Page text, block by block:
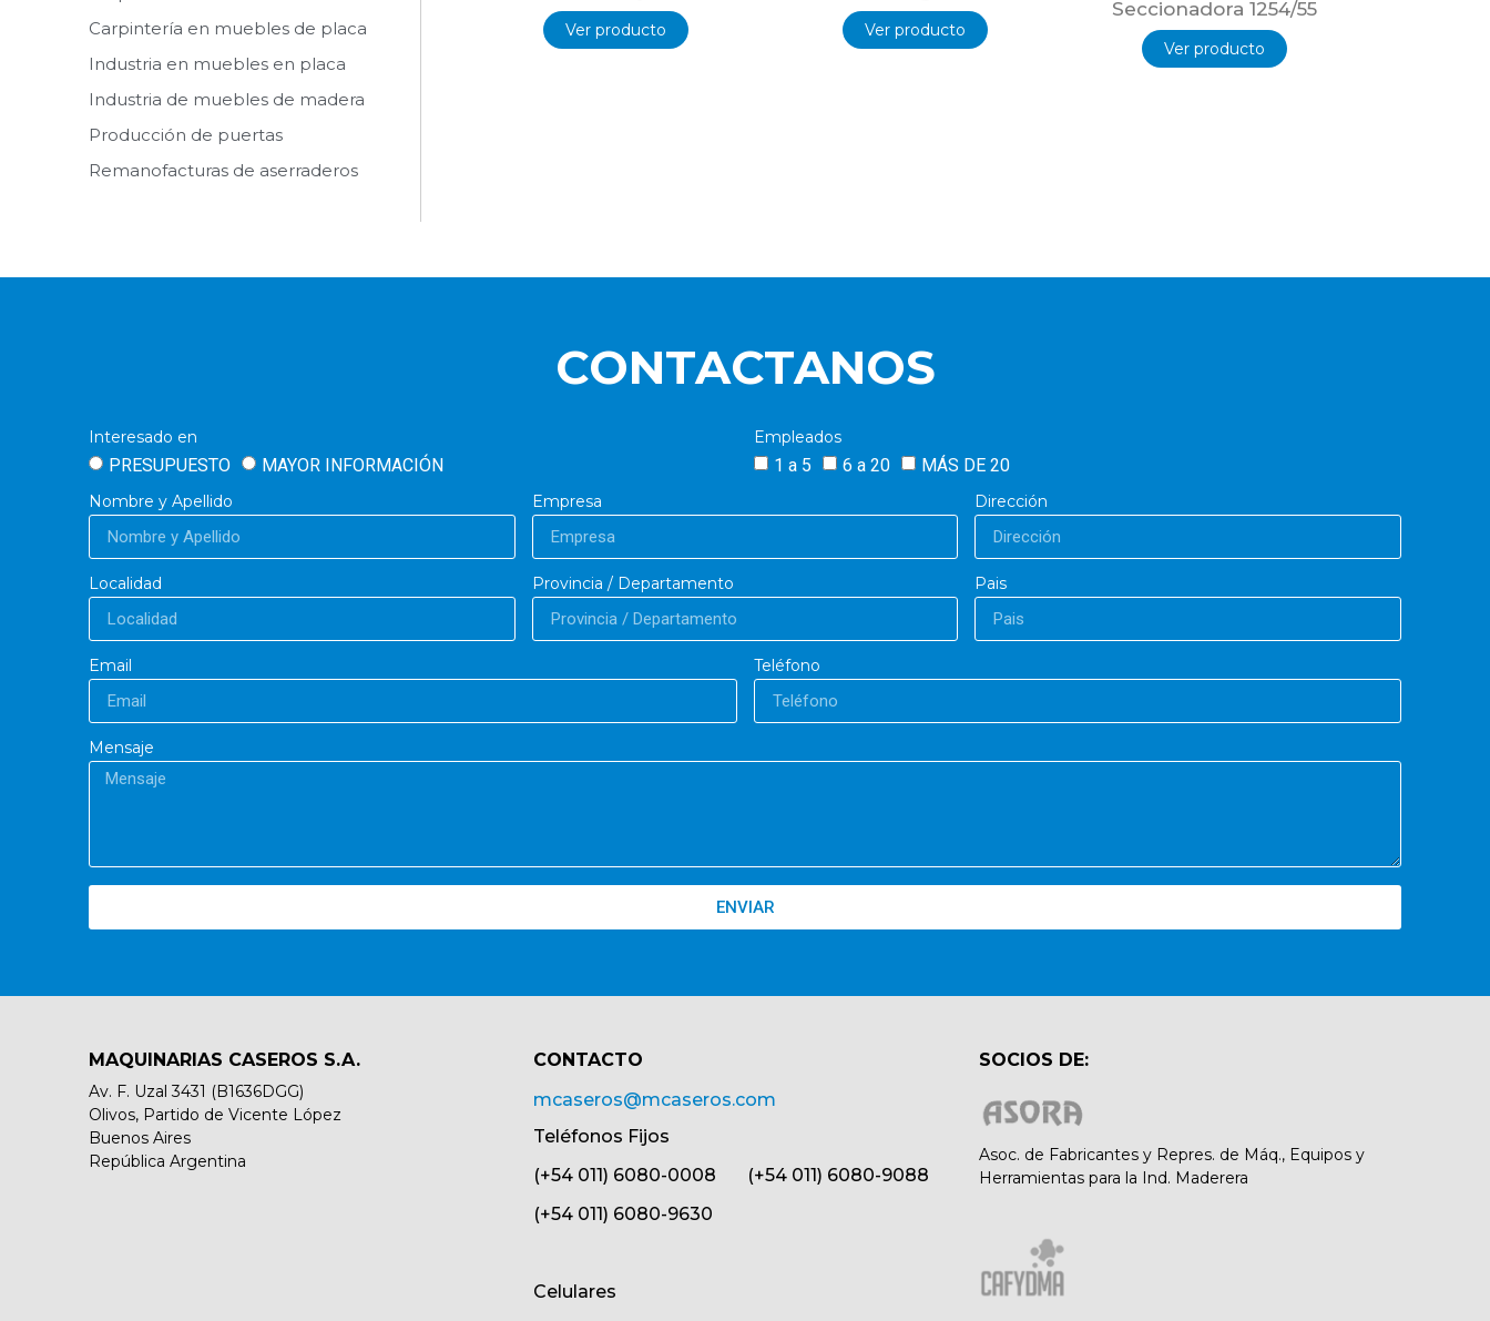
Carpintería en muebles de placa
Industria en muebles en placa
Industria de muebles de madera
Producción de puertas
Remanofacturas de aserraderos
Ver producto Ver producto Ver producto
Seccionadora 1254/55
Ver producto
CONTACTANOS
Interesado en
PRESUPUESTO MAYOR INFORMACIÓN
Empleados
1 a 5 6 a 20 MÁS DE 20
Nombre y Apellido Empresa Dirección
Localidad Provincia / Departamento Pais
Email Teléfono
Mensaje
ENVIAR
MAQUINARIAS CASEROS S.A.
Av. F. Uzal 3431 (B1636DGG)
Olivos, Partido de Vicente López
Buenos Aires
República Argentina
CONTACTO​
mcaseros@mcaseros.com
Teléfonos Fijos
(+54 011) 6080-0008 (+54 011) 6080-9088
(+54 011) 6080-9630
Celulares
SOCIOS DE:
Asoc. de Fabricantes y Repres. de Máq., Equipos y
Herramientas para la Ind. Maderera